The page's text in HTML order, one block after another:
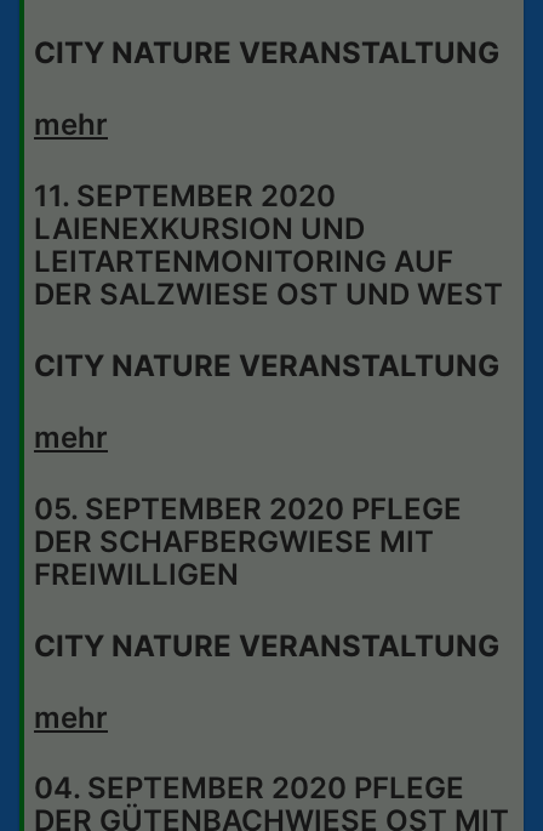
CITY NATURE VERANSTALTUNG
mehr
11. SEPTEMBER 2020
LAIENEXKURSION UND
LEITARTENMONITORING AUF
DER SALZWIESE OST UND WEST
CITY NATURE VERANSTALTUNG
mehr
05. SEPTEMBER 2020 PFLEGE
DER SCHAFBERGWIESE MIT
FREIWILLIGEN
CITY NATURE VERANSTALTUNG
mehr
04. SEPTEMBER 2020 PFLEGE
DER GÜTENBACHWIESE OST MIT